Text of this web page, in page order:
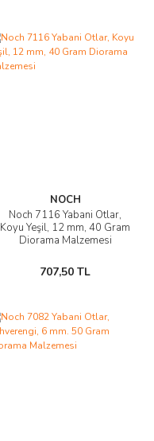
NOCH
Noch 7116 Yabani Otlar,
Koyu Yeşil, 12 mm, 40 Gram
Diorama Malzemesi
707,50 TL